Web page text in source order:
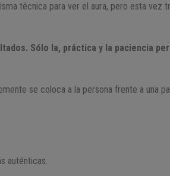
técnica para ver el aura, pero esta vez
Sólo la, práctica y la paciencia
se coloca a la persona frente a una
auténticas.